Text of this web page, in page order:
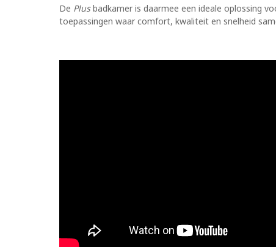
De Plusbadkamer is daarmee een ideale oplossing
toepassingen waar comfort, kwaliteit en snelheid